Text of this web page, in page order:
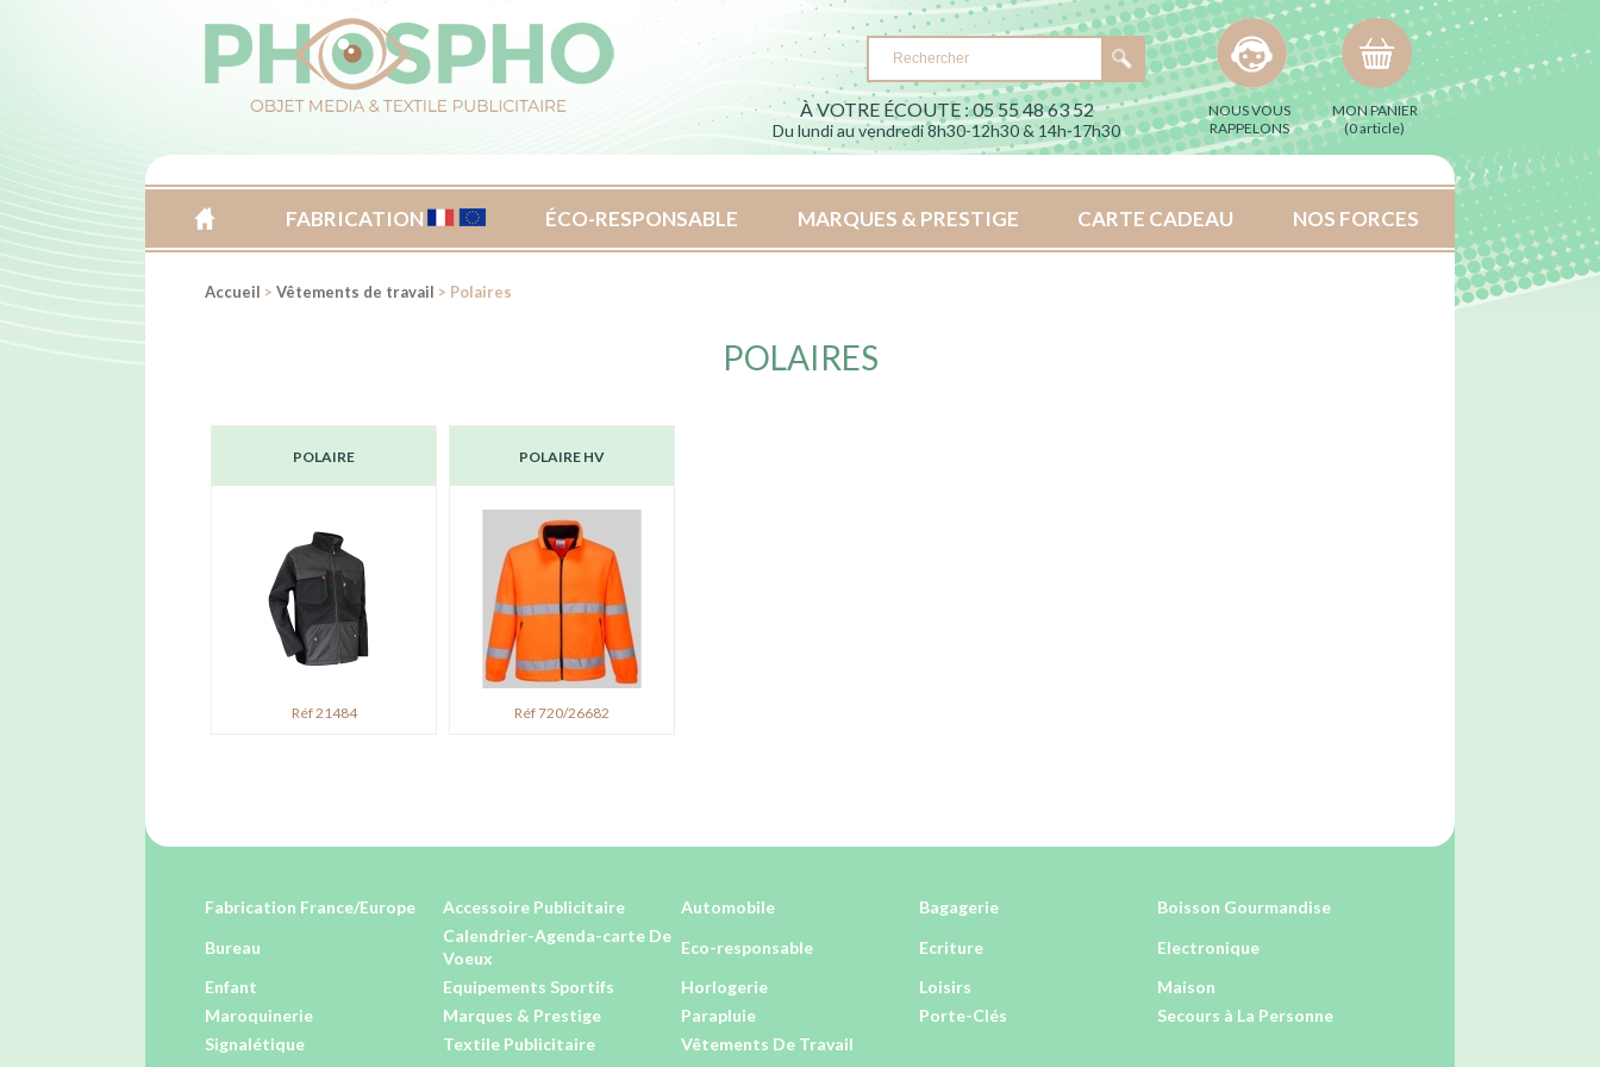
À VOTRE ÉCOUTE : 05 55 48 63 52
Du lundi au vendredi 8h30-12h30 & 14h-17h30
NOUS VOUS
RAPPELONS
MON PANIER
(0 article)
ACCUEIL
FABRICATION ÉCO-RESPONSABLE MARQUES & PRESTIGE CARTE CADEAU NOS FORCES
Accueil > Vêtements de travail > Polaires
POLAIRES
POLAIRE
Réf 21484
POLAIRE HV
Réf 720/26682
Fabrication France/Europe Accessoire Publicitaire Automobile Bagagerie
Boisson Gourmandise
Bureau
Calendrier-Agenda-carte De
Voeux
Eco-responsable Ecriture
Electronique
Enfant
Equipements Sportifs Horlogerie Loisirs
Maison
Maroquinerie
Marques & Prestige Parapluie Porte-Clés
Secours à La Personne
Signalétique
Textile Publicitaire Vêtements De Travail